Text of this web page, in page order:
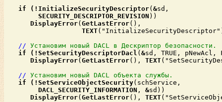
if
(! InitializeSecurityDescriptor( &sd,
SECURITY_DESCRIPTOR_REVISION ))
DisplayError( GetLastError(),
TEXT
// Установим новый DACL в Дескриптор безопасности.
if
(! SetSecurityDescriptorDacl ( &sd, TRUE, pNewAcl,
DisplayError( GetLastError(), TEXT
// Установим новый DACL объекта службы.
if
(! SetServiceObjectSecurity(schService,
DACL_SECURITY_INFORMATION , &sd))
DisplayError( GetLastError(), TEXT